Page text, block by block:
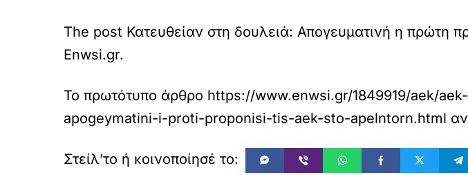
The post Κατευθείαν στη δουλειά: Απογευματινή η πρώτη
Enwsi.gr.
Το πρωτότυπο άρθρο https://www.enwsi.gr/1849919/aek/
apogeymatini-i-proti-proponisi-tis-aek-sto-apelntorn.html